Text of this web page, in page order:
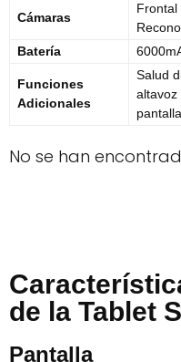
Cámaras
Frontal
Batería
Funciones
Adicionales
Salud
altavoz
pantalla
No se han
de la Tablet
Pantalla